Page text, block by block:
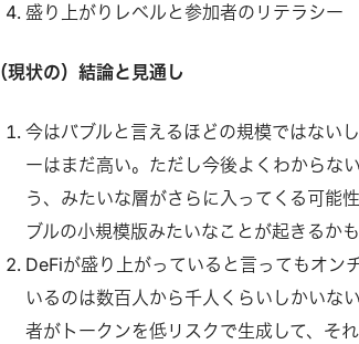
盛り上がりレベルと参加者のリテラシー
（現状の）結論と見通し
今はバブルと言えるほどの規模ではない
ーはまだ高い。ただし今後よくわからな
う、みたいな層がさらに入ってくる可能
ブルの小規模版みたいなことが起きるか
DeFiが盛り上がっていると言ってもオン
いるのは数百人から千人くらいしかいな
者がトークンを低リスクで生成して、そ